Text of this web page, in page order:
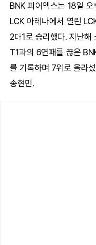
BNK 피어엑스는 18일
LCK 아레나에서 열린
2대1로 승리했다. 지난해
T1과의 6연패를 끊은
를 기록하며 7위로 올라
송현민.